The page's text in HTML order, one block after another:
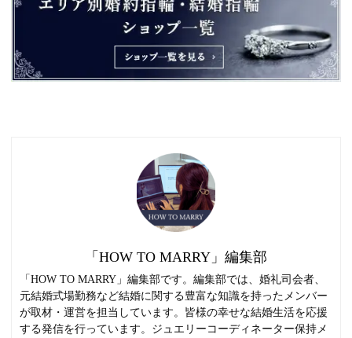
「HOW TO MARRY」編集部
「HOW TO MARRY」編集部です。編集部では、婚礼司会者、
元結婚式場勤務など結婚に関する豊富な知識を持ったメンバー
が取材・運営を担当しています。皆様の幸せな結婚生活を応援
する発信を行っています。ジュエリーコーディネーター保持メ